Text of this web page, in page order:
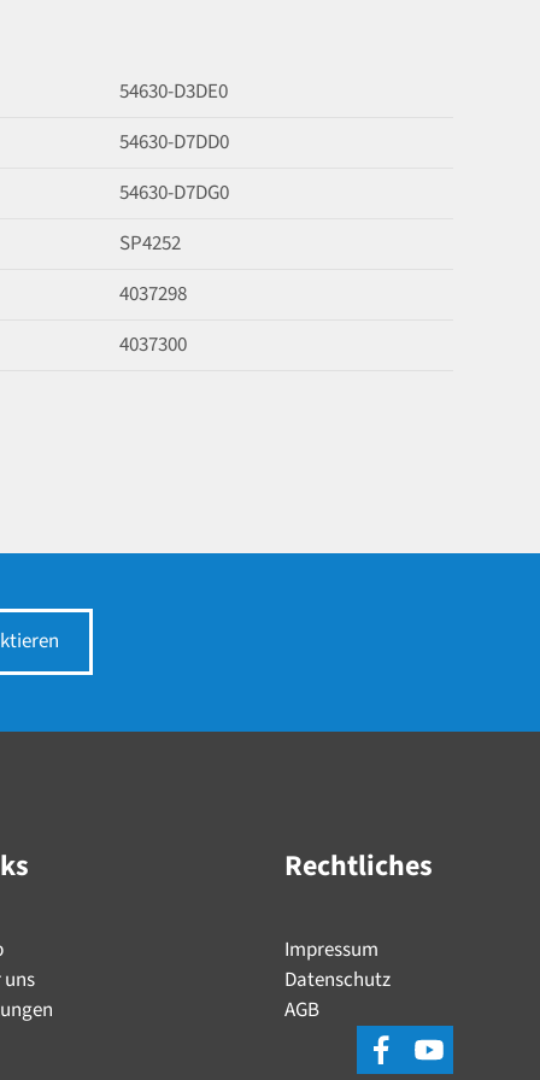
54630-D3DE0
54630-D7DD0
54630-D7DG0
SP4252
4037298
4037300
uns
Rechtliches
Impressum
Datenschutz
AGB